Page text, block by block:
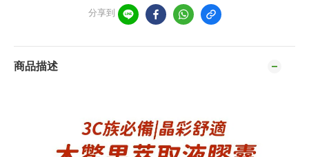
分享到
商品描述